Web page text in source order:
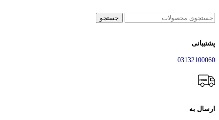
جستجو
پشتیبانی
03132100060
ارسال به